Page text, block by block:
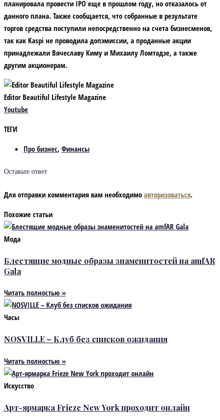
планировала провести IPO еще в прошлом году, но отказалось от
данного плана. Также сообщается, что собранные в результате
торгов средства поступили непосредственно на счета бизнесменов,
так как Kaspi не проводила допэмиссии, а проданные акции
принадлежали Вячеславу Киму и Михаилу Ломтадзе, а также
другим акционерам.
Editor Beautiful Lifestyle Magazine
Youtube
ТЕГИ
Про бизнес, Финансы
Оставьте ответ
Для отправки комментария вам необходимо авторизоваться.
Похожие статьи
Мода
Блестящие модные образы знаменитостей на amfAR
Gala
Читать полностью »
Часы
NOSVILLE – Клуб без списков ожидания
Читать полностью »
Искусство
Арт-ярмарка Frieze New York проходит онлайн